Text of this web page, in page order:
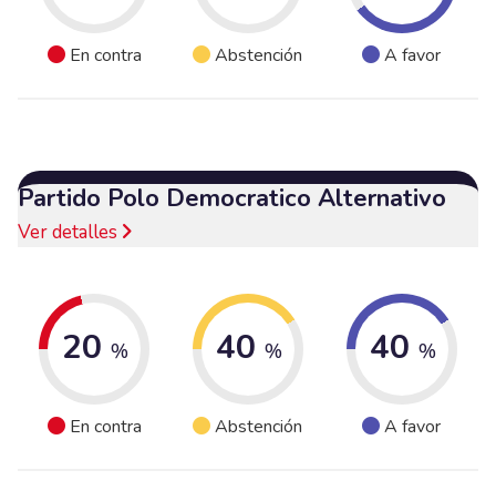
En contra Abstención A favor
Partido Polo Democratico Alternativo
Ver detalles
20 %
En contra
40 %
Abstención
40 %
A favor